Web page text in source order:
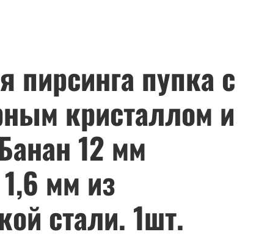
пирсинга пупка с
кристаллом и
12 мм
мм из
стали. 1шт.